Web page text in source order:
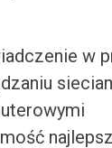
w